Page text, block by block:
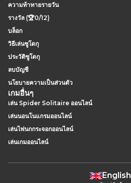
ความท้าทายรายวัน
รางวัล (🏆0/12)
บล็อก
วิธีเล่นซูโดกุ
ประวัติซูโดกุ
ลบบัญชี
นโยบายความเป็นส่วนตัว
เกมอื่นๆ
เล่น Spider Solitaire ออนไลน์
เล่นนอนโนแกรมออนไลน์
เล่นไพ่นกกระจอกออนไลน์
เล่นเกมออนไลน์
English